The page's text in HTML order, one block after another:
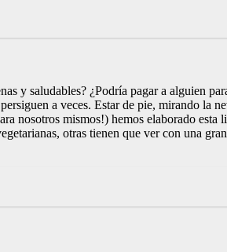
y saludables? ¿Podría pagar a alguien
a veces. Estar de pie, mirando la
nosotros mismos!) hemos elaborado
otras tienen que ver con una